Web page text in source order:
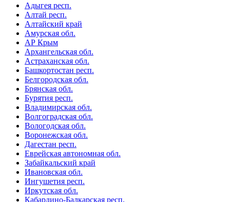
Адыгея респ.
Алтай респ.
Алтайский край
Амурская обл.
АР Крым
Архангельская обл.
Астраханская обл.
Башкортостан респ.
Белгородская обл.
Брянская обл.
Бурятия респ.
Владимирская обл.
Волгоградская обл.
Вологодская обл.
Воронежская обл.
Дагестан респ.
Еврейская автономная обл.
Забайкальский край
Ивановская обл.
Ингушетия респ.
Иркутская обл.
Кабардино-Балкарская респ.